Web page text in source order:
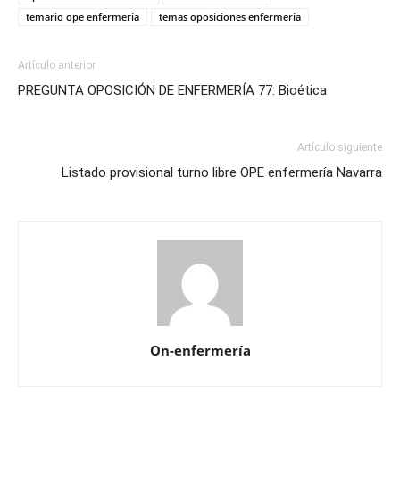
temario ope enfermería
temas oposiciones enfermería
Artículo anterior
PREGUNTA OPOSICIÓN DE ENFERMERÍA 77: Bioética
Artículo siguiente
Listado provisional turno libre OPE enfermería Navarra
On-enfermería